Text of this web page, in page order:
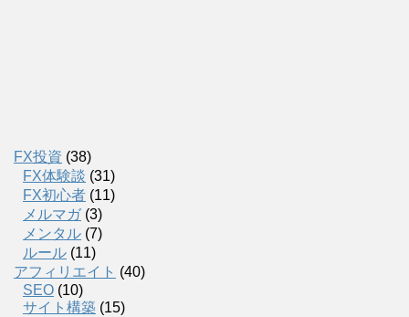
FX投資 (38)
FX体験談 (31)
FX初心者 (11)
メルマガ(3)
メンタル (7)
ルール (11)
アフィリエイト (40)
SEO (10)
サイト構築 (15)